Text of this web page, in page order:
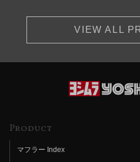
VIEW ALL
Product
マフラー Index